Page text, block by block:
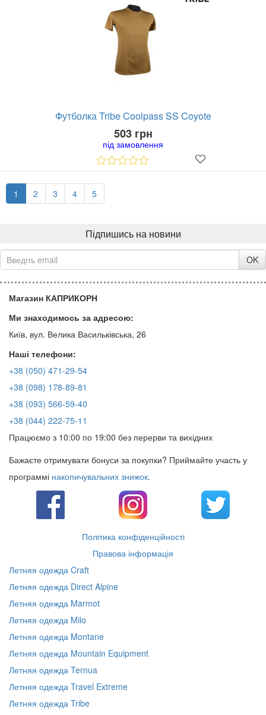
Футболка Tribe Coolpass SS Coyote
503 грн
під замовлення
1 2 3 4 5
Підпишись на новини
OK
Магазин КАПРИКОРН
Ми знаходимось за адресою:
Київ, вул. Велика Васильківська, 26
Наші телефони:
+38 (050) 471-29-54
+38 (098) 178-89-81
+38 (093) 566-59-40
+38 (044) 222-75-11
Працюємо з 10:00 по 19:00 без перерви та вихідних
Бажаєте отримувати бонуси за покупки? Приймайте участь у
программі накопичувальних знижок.
Політика конфіденційності
Правова інформація
Летняя одежда Craft
Летняя одежда Direct Alpine
Летняя одежда Marmot
Летняя одежда Milo
Летняя одежда Montane
Летняя одежда Mountain Equipment
Летняя одежда Ternua
Летняя одежда Travel Extreme
Летняя одежда Tribe